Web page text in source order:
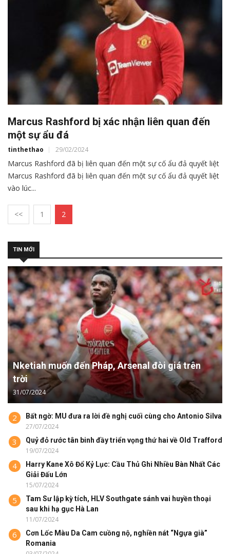
Marcus Rashford bị xác nhận liên quan đến
một sự ẩu đá
tinthethao 29/02/2024
Marcus Rashford đã bị liên quan đến một sự cố ẩu đả quyết liệt
Marcus Rashford đã bị liên quan đến một sự cố ẩu đả quyết liệt
vào lúc...
<< 1 2
TIN MỚI
Nketiah muốn đến Pháp, Arsenal đòi giá trên
trời
31/07/2024
2 Bất ngờ: MU đưa ra lời đề nghị cuối cùng cho Antonio Silva
27/07/2024
3 Quỷ đỏ rước tân binh đầy triển vọng thứ hai về Old Trafford
19/07/2024
4
Harry Kane Xô Đổ Kỷ Lục: Cầu Thủ Ghi Nhiều Bàn Nhất Các
Giải Đấu Lớn
15/07/2024
5
Tam Sư lập kỳ tích, HLV Southgate sánh vai huyền thoại
sau khi hạ gục Hà Lan
11/07/2024
6
Cơn Lốc Màu Da Cam cuồng nộ, nghiền nát “Ngựa già”
Romania